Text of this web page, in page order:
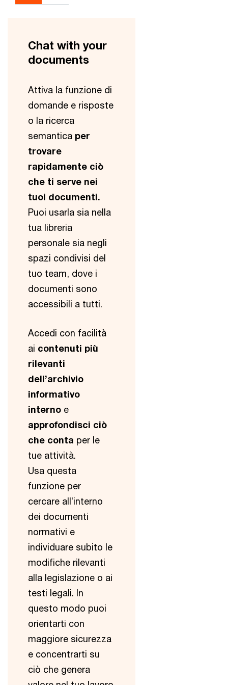
Chat with your
documents
Attiva la funzione di
domande e risposte
o la ricerca
semantica per
trovare
rapidamente ciò
che ti serve nei
tuoi documenti.
Puoi usarla sia nella
tua libreria
personale sia negli
spazi condivisi del
tuo team, dove i
documenti sono
accessibili a tutti.
Accedi con facilità
ai contenuti più
rilevanti
dell’archivio
informativo
interno e
approfondisci ciò
che conta per le
tue attività.
Usa questa
funzione per
cercare all’interno
dei documenti
normativi e
individuare subito le
modifiche rilevanti
alla legislazione o ai
testi legali. In
questo modo puoi
orientarti con
maggiore sicurezza
e concentrarti su
ciò che genera